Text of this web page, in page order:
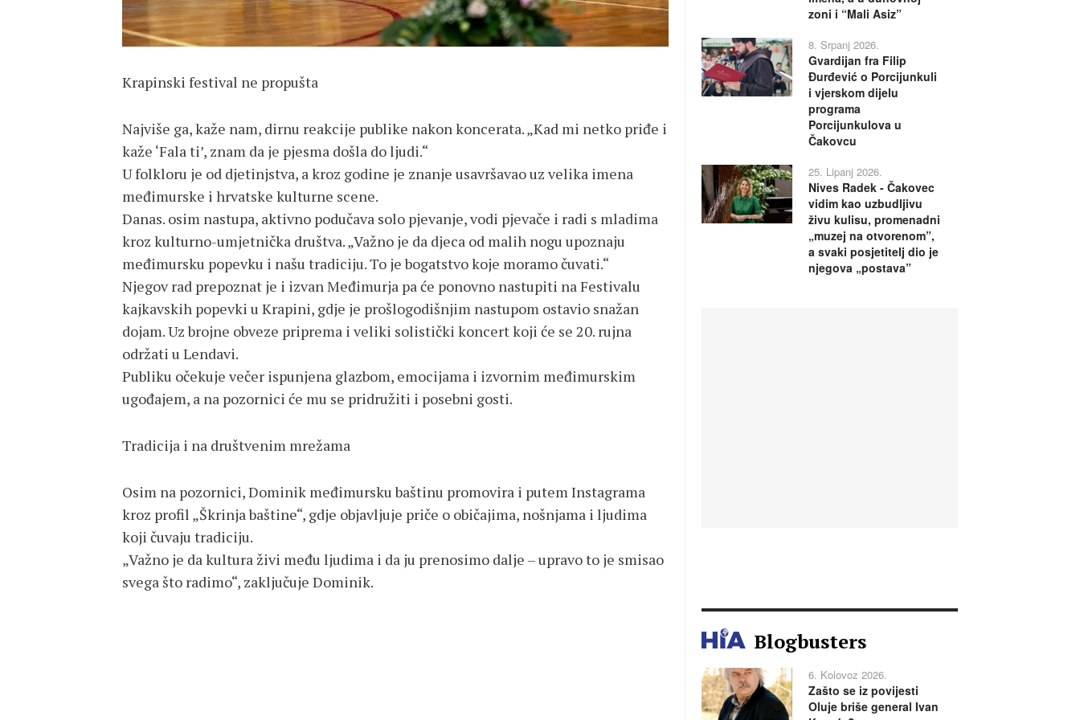
Krapinski festival ne propušta
Najviše ga, kaže nam, dirnu reakcije publike nakon koncerata. „Kad mi netko priđe i
kaže ‘Fala ti’, znam da je pjesma došla do ljudi.“
U folkloru je od djetinjstva, a kroz godine je znanje usavršavao uz velika imena
međimurske i hrvatske kulturne scene.
Danas. osim nastupa, aktivno podučava solo pjevanje, vodi pjevače i radi s mladima
kroz kulturno-umjetnička društva. „Važno je da djeca od malih nogu upoznaju
međimursku popevku i našu tradiciju. To je bogatstvo koje moramo čuvati.“
Njegov rad prepoznat je i izvan Međimurja pa će ponovno nastupiti na Festivalu
kajkavskih popevki u Krapini, gdje je prošlogodišnjim nastupom ostavio snažan
dojam. Uz brojne obveze priprema i veliki solistički koncert koji će se 20. rujna
održati u Lendavi.
Publiku očekuje večer ispunjena glazbom, emocijama i izvornim međimurskim
ugođajem, a na pozornici će mu se pridružiti i posebni gosti.
Tradicija i na društvenim mrežama
Osim na pozornici, Dominik međimursku baštinu promovira i putem Instagrama
kroz profil „Škrinja baštine“, gdje objavljuje priče o običajima, nošnjama i ljudima
koji čuvaju tradiciju.
„Važno je da kultura živi među ljudima i da ju prenosimo dalje – upravo to je smisao
svega što radimo“, zaključuje Dominik.
zoni i “Mali Asiz”
8. Srpanj 2026.
Gvardijan fra Filip
Đurđević o Porcijunkuli
i vjerskom dijelu
programa
Porcijunkulova u
Čakovcu
25. Lipanj 2026.
Nives Radek - Čakovec
vidim kao uzbudljivu
živu kulisu, promenadni
„muzej na otvorenom”,
a svaki posjetitelj dio je
njegova „postava”
Blogbusters
6. Kolovoz 2026.
Zašto se iz povijesti
Oluje briše general Ivan